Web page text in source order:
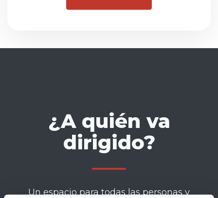
¿A quién va
dirigido?
Un espacio para todas las personas y